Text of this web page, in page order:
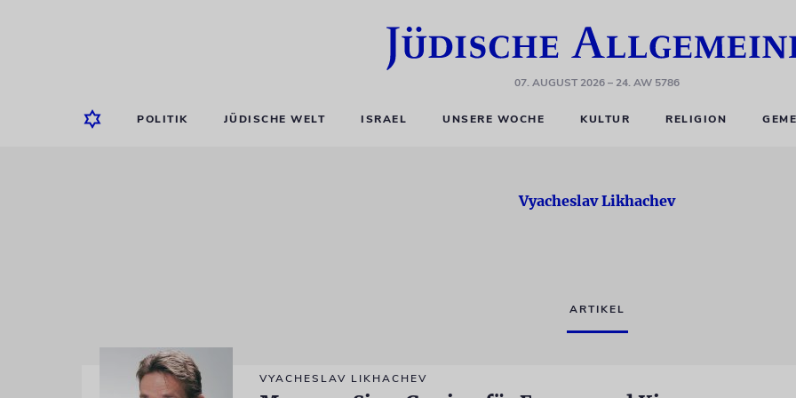
07. AUGUST 2026– 24. AW 5786
POLITIK JÜDISCHE WELT ISRAEL UNSERE WOCHE KULTUR RELIGION
Vyacheslav Likhachev
ARTIKEL
VYACHESLAV LIKHACHEV